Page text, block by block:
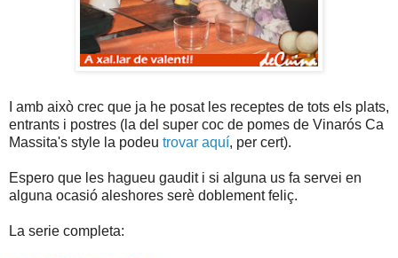
I amb això crec que ja he posat les receptes de tots els plats,
entrants i postres (la del super coc de pomes de Vinarós Ca
Massita's style la podeu trovar aquí, per cert).
Espero que les hagueu gaudit i si alguna us fa servei en
alguna ocasió aleshores serè doblement feliç.
La serie completa: